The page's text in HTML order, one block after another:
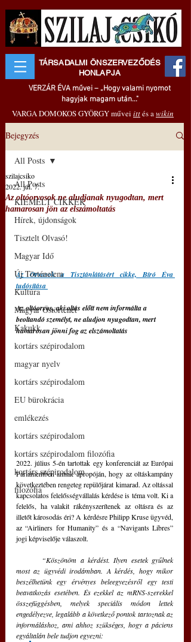
TÁRSADALMI ÖNSZERVEZŐDÉS
HONLAPJA
VERZÁR ÉVA művei – „Hogy valami nyomot
hagyjak magam után..."
VARGA DOMOKOS GYÖRGY művei ittés awikin
Bejegyzés
All Posts
KIEMELT CIKKEK
Hírek, újdonságok
Tisztelt Olvasó!
Magyar Idő
Új Történelem
Kultúra
Magyar Őstörténet
Kakukk
kortárs szépirodalom
magyar nyelv
kortárs szépirodalom
EU bürokrácia
emlékezés
kortárs szépirodalom
kortárs szépirodalom filozófia
kortárs szépirodalom
filozófia
All Posts
Az oltóorvosok ne aludjanak nyugodtan, mert
hamarosan jön az elszámoltatás
szilajcsiko
2022. júl. 7.
Az Orvosok a Tisztánlátásért cikke, Bíró Éva
tudósítása
Az oltóorvos, aki oltás előtt nem informálta a
beoltandó személyt, ne aludjon nyugodtan, mert
hamarosan jönni fog az elszámoltatás
2022. július 5-én tartottak egy konferenciát az Európai
Parlamentben annak apropóján, hogy az oltáskampány
következtében rengeteg repülőjárat kimarad. Az oltással
kapcsolatos felelősségvállalás kérdése is téma volt. Ki a
felelős, ha valakit rákényszerítenek az oltásra és az
illetőt károsodás éri? A kérdésre Philipp Kruse ügyvéd,
az “Airliners for Humanity” és a “Navigants Libres”
jogi képviselője válaszolt.
“Köszönöm a kérdést. Ilyen esetek gyűlnek
most az ügyvédi irodámban. A kérdés, hogy mikor
beszélhetünk egy érvényes beleegyezésről egy testi
beavatkozás esetében. És ezekkel az mRNS-szerekkel
összefüggésben, melyek speciális módon lettek
engedélyezve, legalább a következő pontok tartoznak az
informáláshoz, ami ahhoz szükséges, hogy a páciens
egyáltalán bele tudjon egyezni: